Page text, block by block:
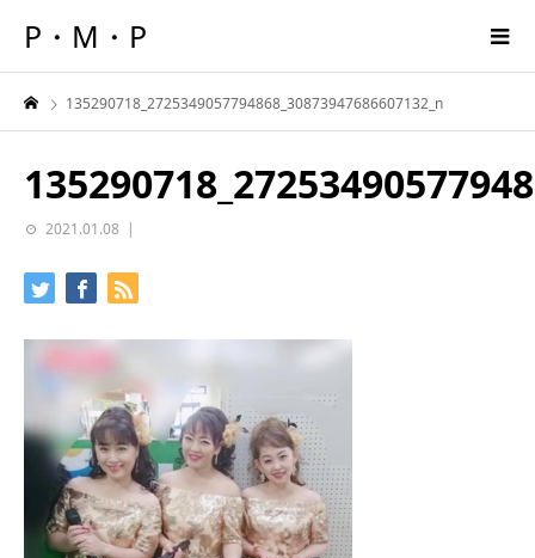
P・M・P
135290718_2725349057794868_30873947686607132_n
2021.01.08